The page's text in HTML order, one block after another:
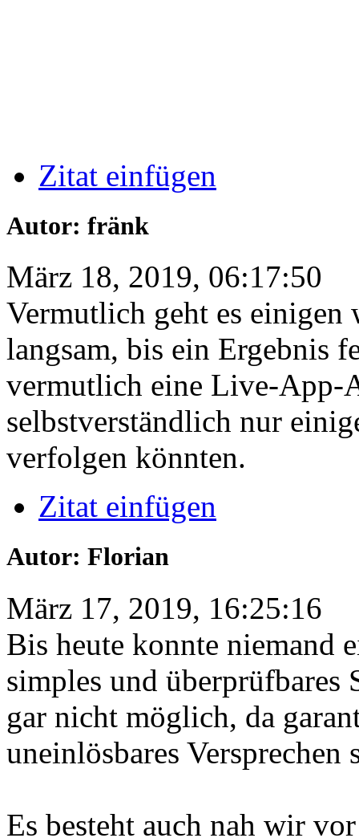
Zitat einfügen
Autor: fränk
März 18, 2019, 06:17:50
Vermutlich geht es
langsam, bis ein Ergebnis
vermutlich eine Live-App-
selbstverständlich nur
verfolgen könnten.
Zitat einfügen
Autor: Florian
März 17, 2019, 16:25:16
Bis heute konnte niemand
simples und überprüfbares
gar nicht möglich, da
uneinlösbares Versprechen
Es besteht auch nah wir